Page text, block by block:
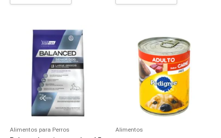
Alimentos para Perros Alimentos